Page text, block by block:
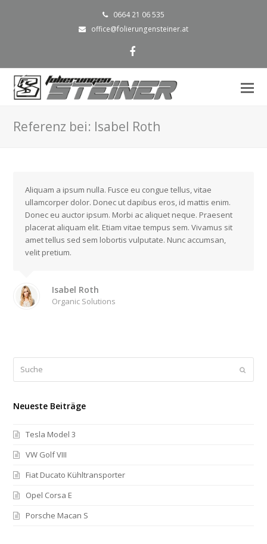
0664 21 06 535
office@folierungensteiner.at
Facebook
Referenz bei: Isabel Roth
Aliquam a ipsum nulla. Fusce eu congue tellus, vitae
ullamcorper dolor. Donec ut dapibus eros, id mattis enim.
Donec eu auctor ipsum. Morbi ac aliquet neque. Praesent
placerat aliquam elit. Etiam vitae tempus sem. Vivamus sit
amet tellus sed sem lobortis vulputate. Nunc accumsan,
velit pretium.
Isabel Roth
Organic Solutions
Neueste Beiträge
Tesla Model 3
VW Golf VIII
Fiat Ducato Kühltransporter
Opel Corsa E
Porsche Macan S